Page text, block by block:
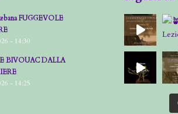
FUGGEVOLE
- 14:30
BIVOUAC DALLA
- 14:25